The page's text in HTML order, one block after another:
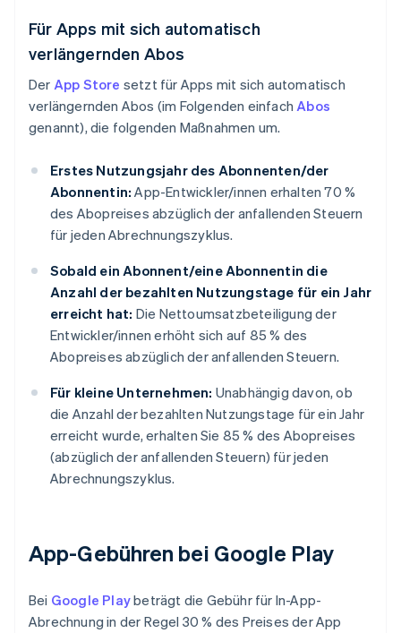
Für Apps mit sich automatisch
verlängernden Abos
Der App Store setzt für Apps mit sich automatisch
verlängernden Abos (im Folgenden einfachAbos
genannt), die folgenden Maßnahmen um.
Erstes Nutzungsjahr des Abonnenten/der
Abonnentin: App-Entwickler/innen erhalten 70 %
des Abopreises abzüglich der anfallenden Steuern
für jeden Abrechnungszyklus.
Sobald ein Abonnent/eine Abonnentin die
Anzahl der bezahlten Nutzungstage für ein Jahr
erreicht hat: Die Nettoumsatzbeteiligung der
Entwickler/innen erhöht sich auf 85 % des
Abopreises abzüglich der anfallenden Steuern.
Für kleine Unternehmen: Unabhängig davon, ob
die Anzahl der bezahlten Nutzungstage für ein Jahr
erreicht wurde, erhalten Sie 85 % des Abopreises
(abzüglich der anfallenden Steuern) für jeden
Abrechnungszyklus.
App-Gebühren bei Google Play
Bei Google Playbeträgt die Gebühr für In-App-
Abrechnung in der Regel 30 % des Preises der App